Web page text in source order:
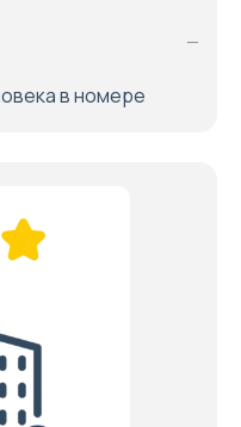
—
в номере